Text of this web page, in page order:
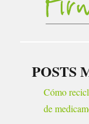
POSTS
Cómo
de